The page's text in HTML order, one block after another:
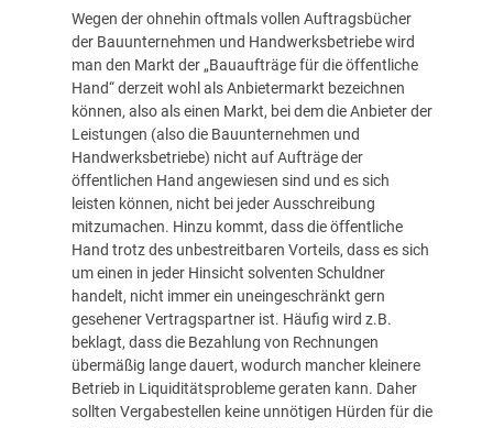
Wegen der ohnehin oftmals vollen Auftragsbücher
der Bauunternehmen und Handwerksbetriebe wird
man den Markt der „Bauaufträge für die öffentliche
Hand“ derzeit wohl als Anbietermarkt bezeichnen
können, also als einen Markt, bei dem die Anbieter der
Leistungen (also die Bauunternehmen und
Handwerksbetriebe) nicht auf Aufträge der
öffentlichen Hand angewiesen sind und es sich
leisten können, nicht bei jeder Ausschreibung
mitzumachen. Hinzu kommt, dass die öffentliche
Hand trotz des unbestreitbaren Vorteils, dass es sich
um einen in jeder Hinsicht solventen Schuldner
handelt, nicht immer ein uneingeschränkt gern
gesehener Vertragspartner ist. Häufig wird z.B.
beklagt, dass die Bezahlung von Rechnungen
übermäßig lange dauert, wodurch mancher kleinere
Betrieb in Liquiditätsprobleme geraten kann. Daher
sollten Vergabestellen keine unnötigen Hürden für die